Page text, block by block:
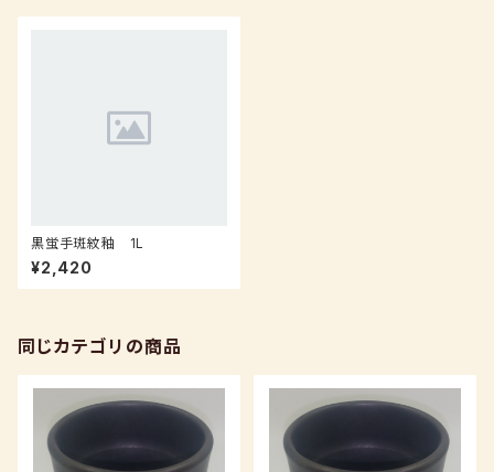
黒蛍手斑紋釉 1L
¥2,420
同じカテゴリの商品